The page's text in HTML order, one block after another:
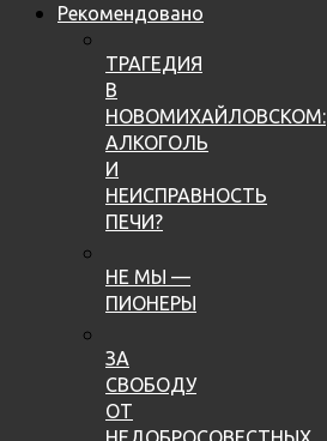
Рекомендовано
ТРАГЕДИЯ
В
НОВОМИХАЙЛОВСКОМ:
АЛКОГОЛЬ
И
НЕИСПРАВНОСТЬ
ПЕЧИ?
НЕ МЫ —
ПИОНЕРЫ
ЗА
СВОБОДУ
ОТ